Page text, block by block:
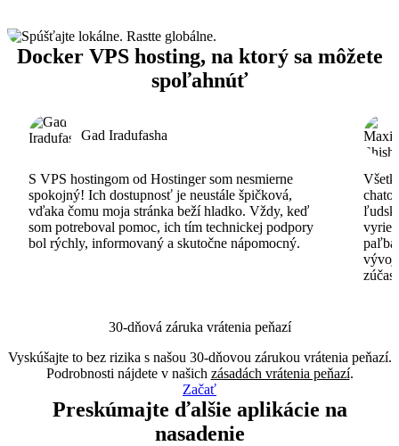
Docker VPS hosting, na ktorý sa môžete
spoľahnúť
Gad Iradufasha
S VPS hostingom od Hostinger som nesmierne
spokojný! Ich dostupnosť je neustále špičková,
vďaka čomu moja stránka beží hladko. Vždy, keď
som potreboval pomoc, ich tím technickej podpory
bol rýchly, informovaný a skutočne nápomocný.
30-dňová záruka vrátenia peňazí
Vyskúšajte to bez rizika s našou 30-dňovou zárukou vrátenia peňazí.
Podrobnosti nájdete v našich zásadách vrátenia peňazí.
Začať
Preskúmajte ďalšie aplikácie na
nasadenie